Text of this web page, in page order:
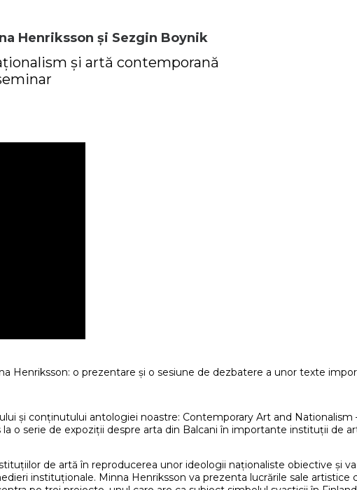
Henriksson și Sezgin Boynik
și artă contemporană
Henriksson: o prezentare și o sesiune de dezbatere a unor texte
și conținutului antologiei noastre: Contemporary Art and Nationalism
o serie de expoziții despre arta din Balcani în importante instituții de
de artă în reproducerea unor ideologii naționaliste obiective și
instituționale. Minna Henriksson va prezenta lucrările sale artistice